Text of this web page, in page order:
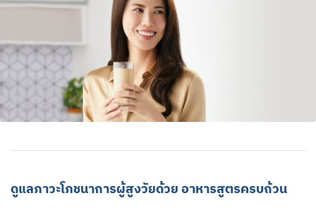
ดูแลภาวะโภชนาการผู้สูงวัยด้วย อาหารสูตรครบถ้วน